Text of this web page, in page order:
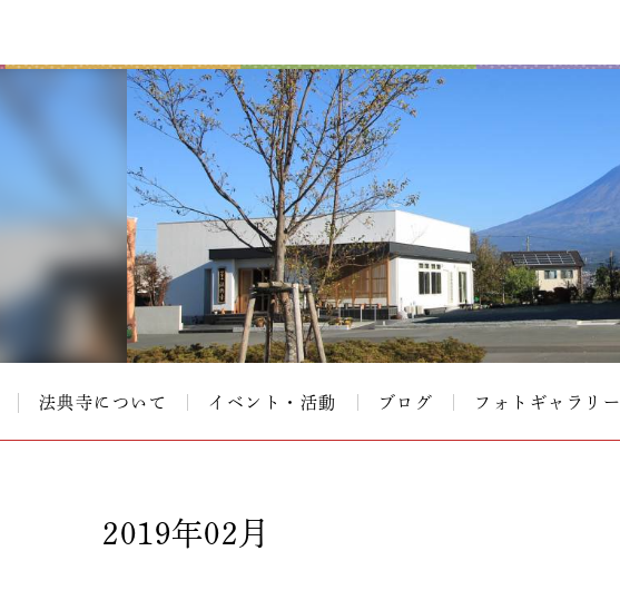
法典寺について イベント・活動 ブログ フォトギャラリー
2019年02月